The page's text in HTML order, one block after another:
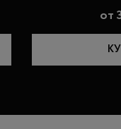
от